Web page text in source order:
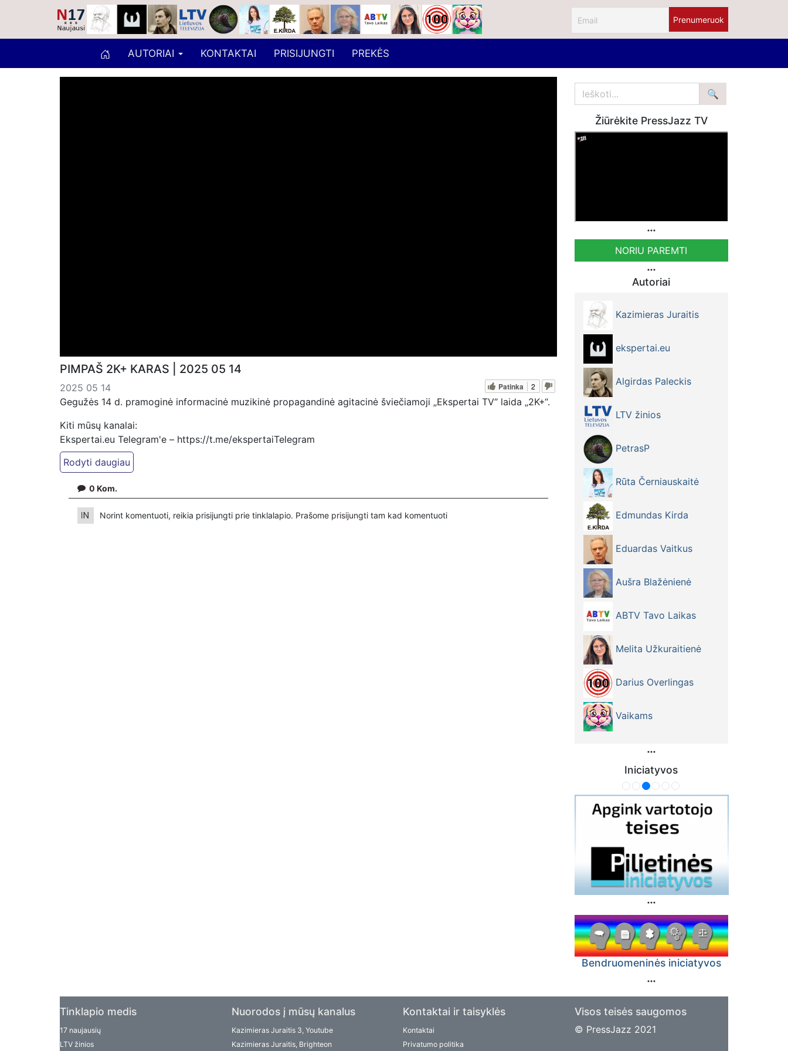
AUTORIAI KONTAKTAI PRISIJUNGTI PREKĖS
PIMPAŠ 2K+ KARAS | 2025 05 14
2025 05 14 Patinka 2
Gegužės 14 d. pramoginė informacinė muzikinė propagandinė agitacinė šviečiamoji „Ekspertai TV“ laida „2K+“.
Kiti mūsų kanalai:
Ekspertai.eu Telegram'e – https://t.me/ekspertaiTelegram
Dailymotion: https://www.dailymotion.com/ekspertai
https://www.ekspertai.eu
Mūsų veikla galima tik dėka skaitytojų ir žiūrovų, mus paremti galima šiais būdais:
VšĮ „Ekspertai.eu“ per PayPal paspaudę šią nuorodą – https://www.paypal.com/paypalme/Ekspertaieu?
0 Kom.
Norint komentuoti, reikia prisijungti prie tinklalapio. Prašome prisijungti tam kad komentuoti
Žiūrėkite PressJazz TV
NORIU PAREMTI
Autoriai
Kazimieras Juraitis
ekspertai.eu
Algirdas Paleckis
LTV žinios
PetrasP
Rūta Černiauskaitė
Edmundas Kirda
Eduardas Vaitkus
Aušra Blažėnienė
ABTV Tavo Laikas
Melita Užkuraitienė
Darius Overlingas
Vaikams
Iniciatyvos
Bendruomeninės iniciatyvos
Tinklapio medis
17 naujausių
LTV žinios
Nuorodos į mūsų kanalus
Kazimieras Juraitis 3, Youtube
Kazimieras Juraitis, Brighteon
Kontaktai ir taisyklės
Kontaktai
Privatumo politika
Visos teisės saugomos
© PressJazz 2021